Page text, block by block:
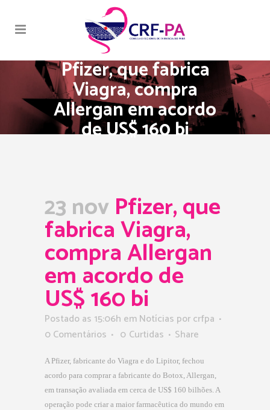
Pfizer, que fabrica
Viagra, compra
Allergan em acordo
de US$ 160 bi
23 nov Pfizer, que
fabrica Viagra,
compra Allergan
em acordo de
US$ 160 bi
Postado as 15:06h emNotícias porcrfpa
0 Comentários
0 Curtidas Share
A Pfizer, fabricante do Viagra e do Lipitor, fechou
acordo para comprar a fabricante do Botox, Allergan,
em transação avaliada em cerca de US$ 160 bilhões. A
operação pode criar a maior farmacêutica do mundo em